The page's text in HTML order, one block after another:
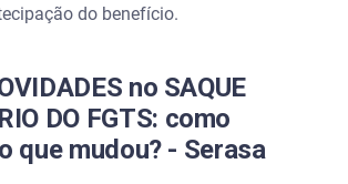
do saque-aniversário?
aniversário FGTS 2026
do benefício.
no SAQUE
DO FGTS: como
que mudou? - Serasa